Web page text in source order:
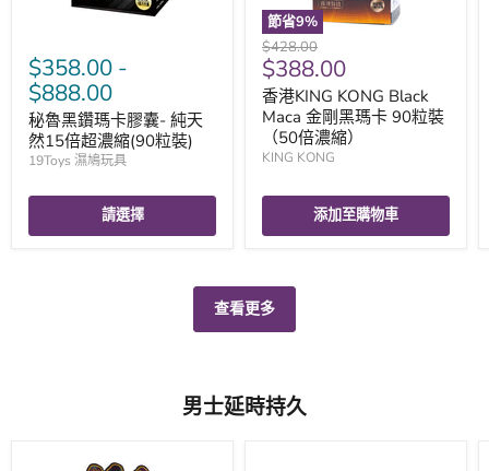
$358.00 -
$888.00
秘魯黑鑽瑪卡膠囊- 純天
然15倍超濃縮(90粒裝)
19Toys 濕鳩玩具
請選擇
節省9%
原
價
$428.00
現
價
$388.00
香港KING KONG Black
Maca 金剛黑瑪卡 90粒裝
（50倍濃縮）
KING KONG
添加至購物車
查看更多
男士延時持久